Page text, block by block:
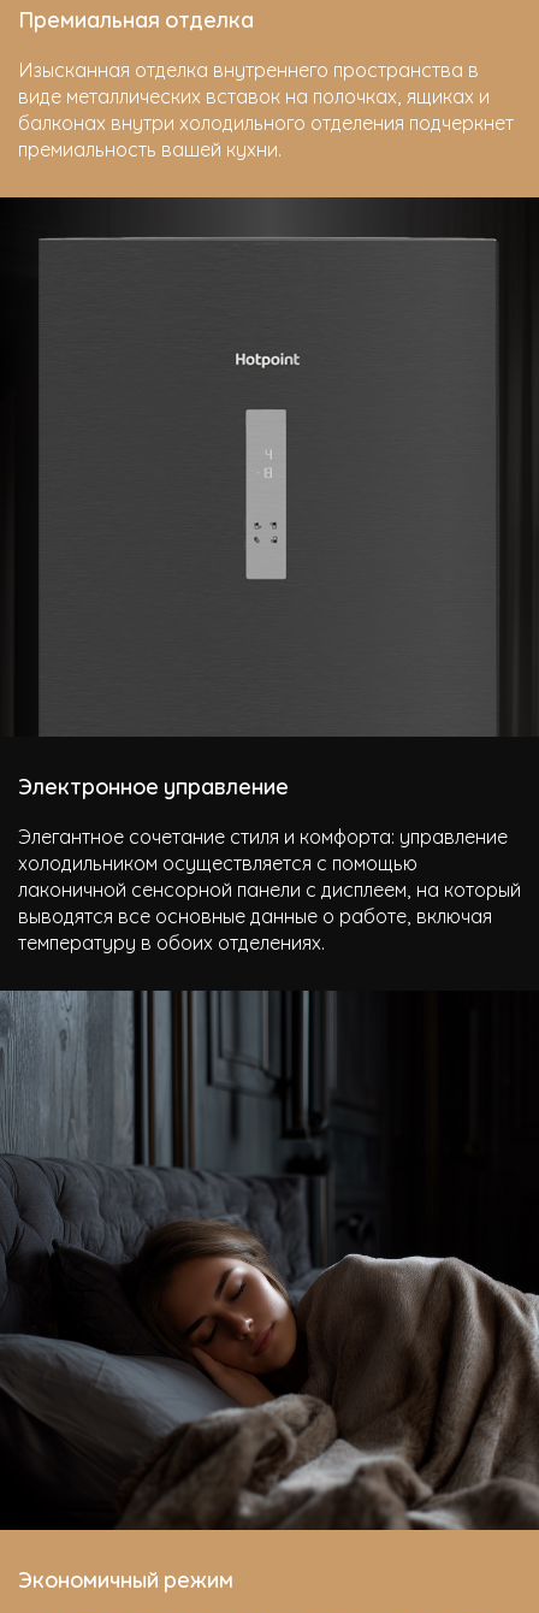
Премиальная отделка
Изысканная отделка внутреннего пространства в
виде металлических вставок на полочках, ящиках и
балконах внутри холодильного отделения подчеркнет
премиальность вашей кухни.
Электронное управление
Элегантное сочетание стиля и комфорта: управление
холодильником осуществляется с помощью
лаконичной сенсорной панели с дисплеем, на который
выводятся все основные данные о работе, включая
температуру в обоих отделениях.
Экономичный режим